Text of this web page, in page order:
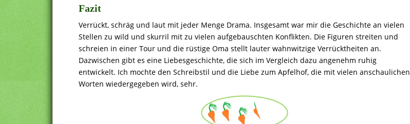
Fazit
Verrückt, schräg und laut mit jeder Menge Drama. Insgesamt war mir die Geschichte an vielen
Stellen zu wild und skurril mit zu vielen aufgebauschten Konflikten. Die Figuren streiten und
schreien in einer Tour und die rüstige Oma stellt lauter wahnwitzige Verrücktheiten an.
Dazwischen gibt es eine Liebesgeschichte, die sich im Vergleich dazu angenehm ruhig
entwickelt. Ich mochte den Schreibstil und die Liebe zum Apfelhof, die mit vielen anschaulichen
Worten wiedergegeben wird, sehr.